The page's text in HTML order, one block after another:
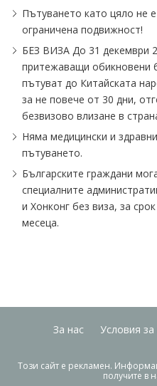
Пътуването като цяло не
ограничена подвижност!
БЕЗ ВИЗА До 31 декември
притежаващи обикновени
пътуват до Китайската
за не повече от 30 дни,
безвизово влизане в
Няма медицински и
пътуването.
Българските граждани
специалните
и Хонконг без виза, за
месеца.
За нас Условия
Този сайт е рекламен.
получите в
използването на